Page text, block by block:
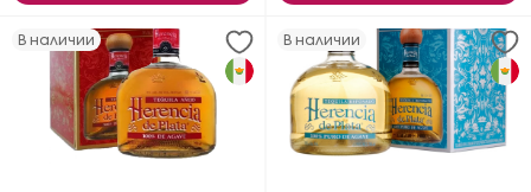
В наличии В наличии